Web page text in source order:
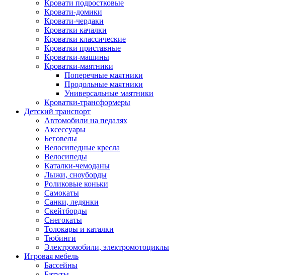
Кровати подростковые
Кровати-домики
Кровати-чердаки
Кроватки качалки
Кроватки классические
Кроватки приставные
Кроватки-машины
Кроватки-маятники
Поперечные маятники
Продольные маятники
Универсальные маятники
Кроватки-трансформеры
Детский транспорт
Автомобили на педалях
Аксессуары
Беговелы
Велосипедные кресла
Велосипеды
Каталки-чемоданы
Лыжи, сноуборды
Роликовые коньки
Самокаты
Санки, ледянки
Скейтборды
Снегокаты
Толокары и каталки
Тюбинги
Электромобили, электромотоциклы
Игровая мебель
Бассейны